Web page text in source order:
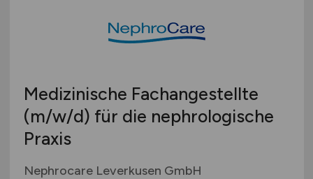
Medizinische Fachangestellte
(m/w/d) für die nephrologische
Praxis
Nephrocare Leverkusen GmbH